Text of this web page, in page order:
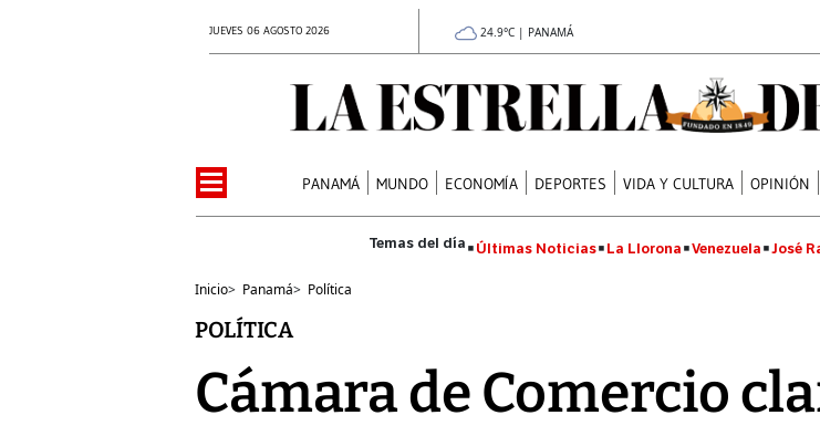
JUEVES 06 AGOSTO 2026 24.9°C | PANAMÁ
PANAMÁ MUNDO ECONOMÍA DEPORTES VIDA Y CULTURA OPINIÓN
Últimas Noticias La Llorona Venezuela José
Inicio> Panamá> Política
POLÍTICA
Cámara de Comercio